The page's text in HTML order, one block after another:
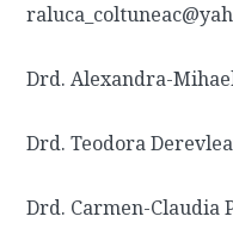
Drd. Alexandra-
Drd. Teodora
Drd. Carmen-Claudia